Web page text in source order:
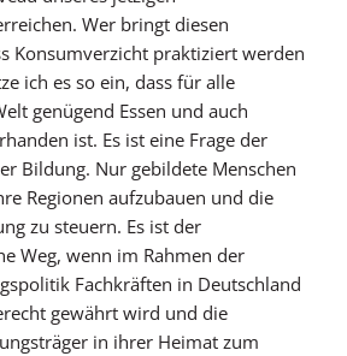
Wer bringt diesen
Konsumverzicht praktiziert werden
ich es so ein, dass für alle
genügend Essen und auch
ist. Es ist eine Frage der
Bildung. Nur gebildete Menschen
Regionen aufzubauen und die
zu steuern. Es ist der
Weg, wenn im Rahmen der
Fachkräften in Deutschland
gewährt wird und die
in ihrer Heimat zum